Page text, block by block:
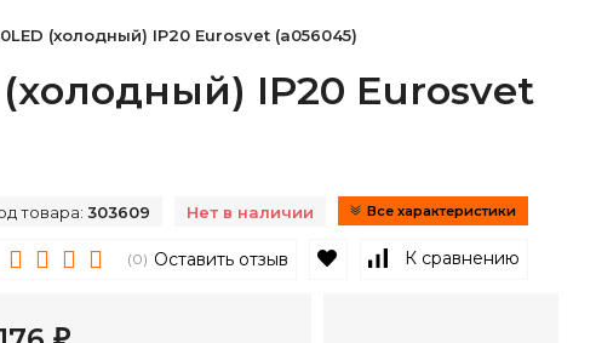
(холодный) IP20 Eurosvet (a056045)
IP20 Eurosvet
товара:303609 Нет в наличии Все характеристики
(0) Оставить отзыв В избранное
К сравнению
₽